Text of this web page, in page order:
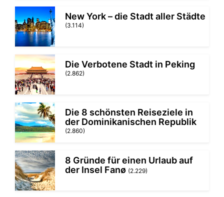
New York – die Stadt aller Städte
(3.114)
Die Verbotene Stadt in Peking
(2.862)
Die 8 schönsten Reiseziele in
der Dominikanischen Republik
(2.860)
8 Gründe für einen Urlaub auf
der Insel Fanø (2.229)